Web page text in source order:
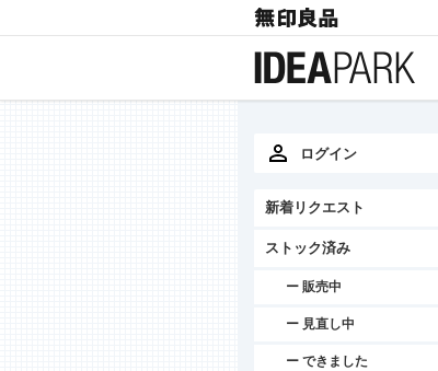
ログイン
新着リクエスト
ストック済み
ー 販売中
ー 見直し中
ー できました